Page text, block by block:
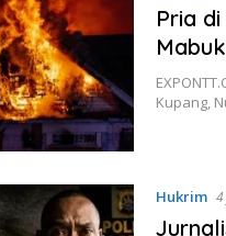
Pria
Kupang,
Hukrim